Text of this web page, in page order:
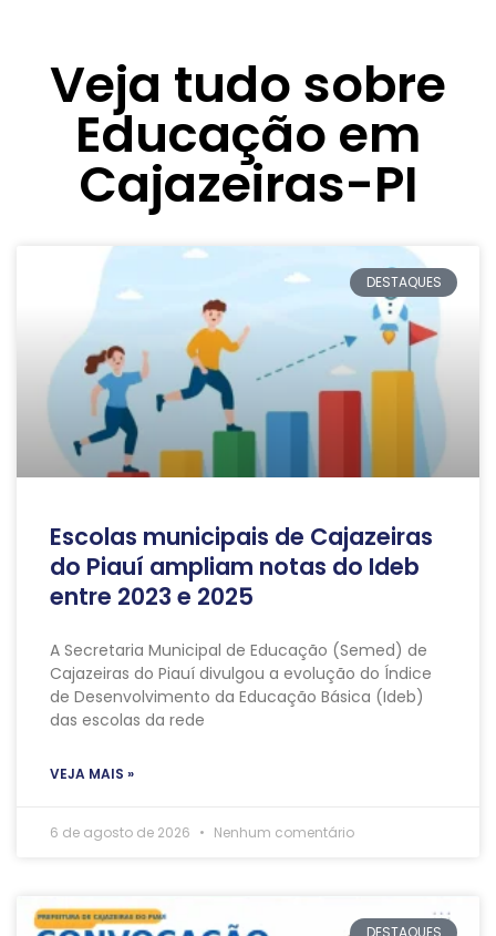
Veja tudo sobre
Educação em
Cajazeiras-PI
DESTAQUES
Escolas municipais de Cajazeiras
do Piauí ampliam notas do Ideb
entre 2023 e 2025
A Secretaria Municipal de Educação (Semed) de
Cajazeiras do Piauí divulgou a evolução do Índice
de Desenvolvimento da Educação Básica (Ideb)
das escolas da rede
VEJA MAIS »
6 de agosto de 2026 Nenhum comentário